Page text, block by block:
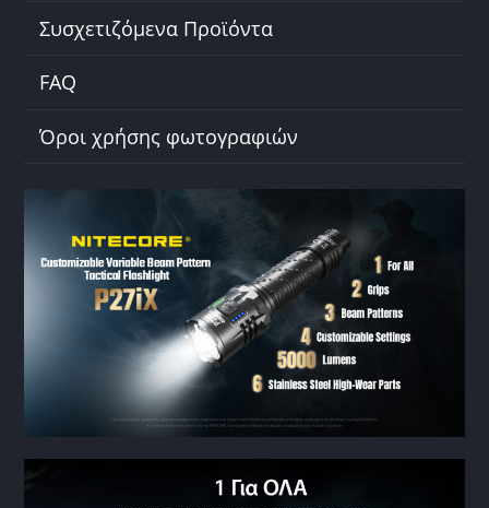
Συσχετιζόμενα Προϊόντα
FAQ
Όροι χρήσης φωτογραφιών